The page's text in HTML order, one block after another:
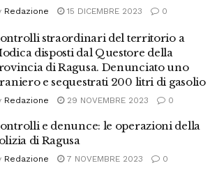
Redazione 15 DICEMBRE 2023 0
straordinari del territorio a
disposti dal Questore della
di Ragusa. Denunciato uno
e sequestrati 200 litri di gasolio
Redazione 29 NOVEMBRE 2023 0
e denunce: le operazioni della
di Ragusa
Redazione 7 NOVEMBRE 2023 0